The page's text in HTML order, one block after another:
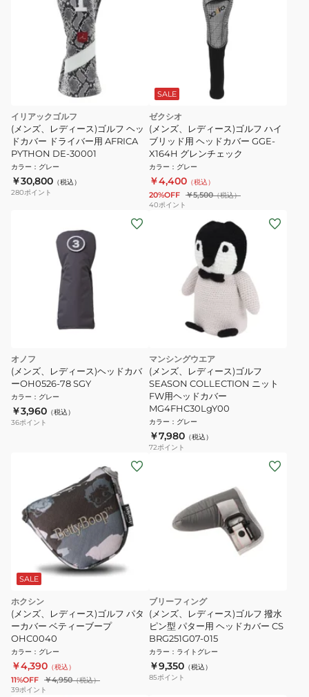
イリアックゴルフ
(メンズ、レディース)ゴルフ ヘッ
ドカバー ドライバー用 AFRICA
PYTHON DE-30001
カラー ： グレー
￥30,800 （税込）
280ポイント
SALE
ゼクシオ
(メンズ、レディース)ゴルフ ハイ
ブリッド用 ヘッドカバー GGE-
X164H グレンチェック
カラー ： グレー
￥4,400 （税込）
20%OFF ￥5,500（税込）
40ポイント
オノフ
(メンズ、レディース)ヘッドカバ
ーOH0526‐78 SGY
カラー ： グレー
￥3,960 （税込）
36ポイント
マンシングウエア
(メンズ、レディース)ゴルフ
SEASON COLLECTION ニット
FW用ヘッドカバー
MG4FHC30LgY00
カラー ： グレー
￥7,980 （税込）
72ポイント
SALE
ホクシン
(メンズ、レディース)ゴルフ パタ
ーカバー ベティーブープ
OHC0040
カラー ： グレー
￥4,390 （税込）
11%OFF ￥4,950（税込）
39ポイント
ブリーフィング
(メンズ、レディース)ゴルフ 撥水
ピン型 パター用 ヘッドカバー CS
BRG251G07-015
カラー ： ライトグレー
￥9,350 （税込）
85ポイント